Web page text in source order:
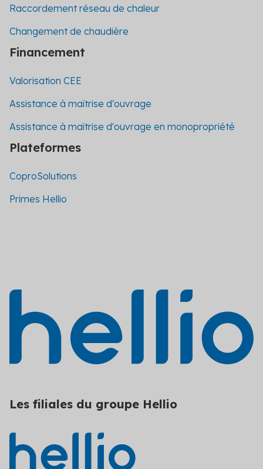
Raccordement réseau de chaleur
Changement de chaudière
Financement
Valorisation CEE
Assistance à maîtrise d'ouvrage
Assistance à maîtrise d'ouvrage en monopropriété
Plateformes
CoproSolutions
Primes Hellio
Les filiales du groupe Hellio